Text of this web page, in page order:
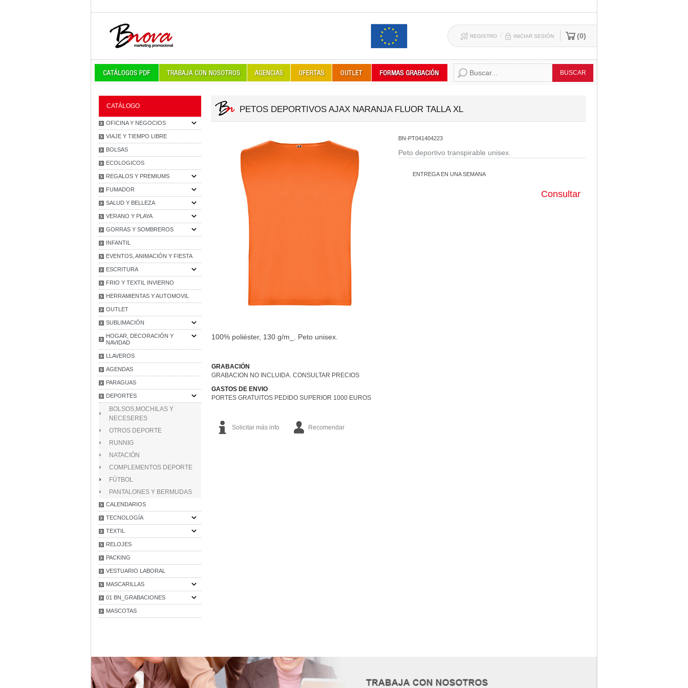
REGISTRO / INICIAR SESIÓN 0
CATÁLOGO
OFICINA Y NEGOCIOS
VIAJE Y TIEMPO LIBRE
BOLSAS
ECOLOGICOS
REGALOS Y PREMIUMS
FUMADOR
SALUD Y BELLEZA
VERANO Y PLAYA
GORRAS Y SOMBREROS
INFANTIL
EVENTOS, ANIMACIÓN Y FIESTA
ESCRITURA
FRIO Y TEXTIL INVIERNO
HERRAMIENTAS Y AUTOMOVIL
OUTLET
SUBLIMACIÓN
HOGAR, DECORACIÓN Y
NAVIDAD
LLAVEROS
AGENDAS
PARAGUAS
DEPORTES
BOLSOS,MOCHILAS Y
NECESERES
OTROS DEPORTE
RUNNIG
NATACIÓN
COMPLEMENTOS DEPORTE
FÚTBOL
PANTALONES Y BERMUDAS
CALENDARIOS
TECNOLOGÍA
TEXTIL
RELOJES
PACKING
VESTUARIO LABORAL
MASCARILLAS
01 BN_GRABACIONES
MASCOTAS
PETOS DEPORTIVOS AJAX NARANJA FLUOR TALLA XL
BN-PT041404223
Peto deportivo transpirable unisex.
ENTREGA EN UNA SEMANA
Consultar
100% poliéster, 130 g/m_. Peto unisex.
GRABACIÓN
GRABACION NO INCLUIDA. CONSULTAR PRECIOS
GASTOS DE ENVIO
PORTES GRATUITOS PEDIDO SUPERIOR 1000 EUROS
Solicitar más info Recomendar